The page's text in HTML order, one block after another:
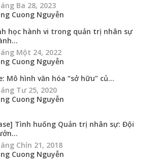
Ba 28, 2023
Cuong Nguyễn
học hành vi trong quản trị nhân sự
Một 24, 2022
Cuong Nguyễn
Mô hình văn hóa “sở hữu” củ...
Tư 25, 2020
Cuong Nguyễn
Tình huống Quản trị nhân sự: Đội
Chín 21, 2018
Cuong Nguyễn